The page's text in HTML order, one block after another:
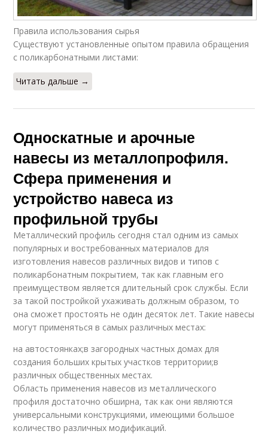
Правила использования сырья
Существуют установленные опытом правила обращения
с поликарбонатными листами:
Читать дальше →
Односкатные и арочные
навесы из металлопрофиля.
Сфера применения и
устройство навеса из
профильной трубы
Металлический профиль сегодня стал одним из самых
популярных и востребованных материалов для
изготовления навесов различных видов и типов с
поликарбонатным покрытием, так как главным его
преимуществом является длительный срок службы. Если
за такой постройкой ухаживать должным образом, то
она сможет простоять не один десяток лет. Такие навесы
могут применяться в самых различных местах:
на автостоянках;в загородных частных домах для
создания больших крытых участков территории;в
различных общественных местах.
Область применения навесов из металлического
профиля достаточно обширна, так как они являются
универсальными конструкциями, имеющими большое
количество различных модификаций.